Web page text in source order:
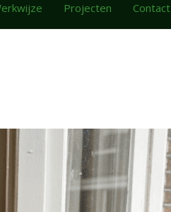
Projecten Contact